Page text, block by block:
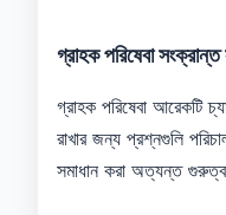
গ্রাহক পরিষেবা
গ্রাহক পরিষেবা আরেকটি
রাখার জন্য প্রশ্নগুলি
সমাধান করা অত্যন্ত